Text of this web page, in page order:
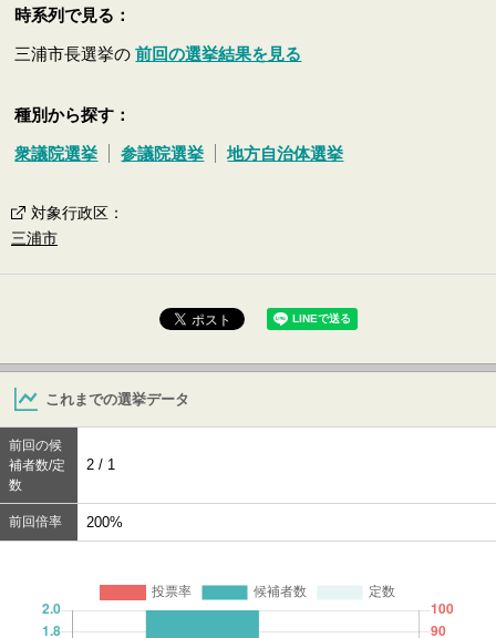
時系列で見る：
三浦市長選挙の前回の選挙結果を見る
種別から探す：
衆議院選挙 参議院選挙 地方自治体選挙
対象行政区 ：
三浦市
これまでの選挙データ
前回の候
補者数/定
数
2 / 1
前回倍率 200%